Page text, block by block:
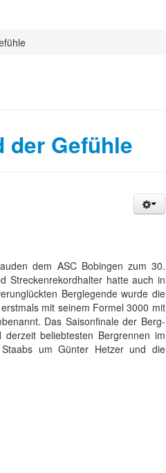
der Gefühle
dem ASC Bobingen zum 30.
Streckenrekordhalter hatte auch in
Berglegende wurde die
mit seinem Formel 3000 mit
Das Saisonfinale der Berg-
beliebtesten Bergrennen im
Staabs um Günter Hetzer und die